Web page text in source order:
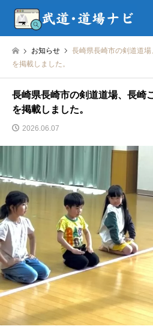
お知らせ
長崎県長崎市の剣道道
を掲載しました。
長崎県長崎市の剣道道場、長
を掲載しました。
2026.06.07